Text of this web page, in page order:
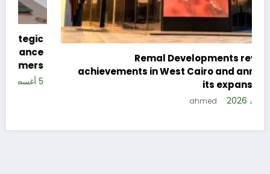
Remal Developments reveals its
achievements in West Cairo and announces
its expansion plan
5 أغسطس، 2026